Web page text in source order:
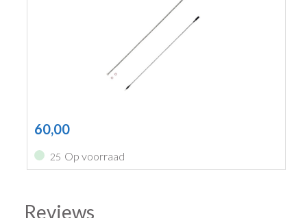
60,00
25 Op voorraad
Reviews